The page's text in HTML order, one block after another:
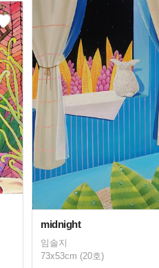
midnight
임솔지
73x53cm (20호)